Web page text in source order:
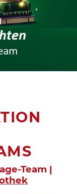
Team |